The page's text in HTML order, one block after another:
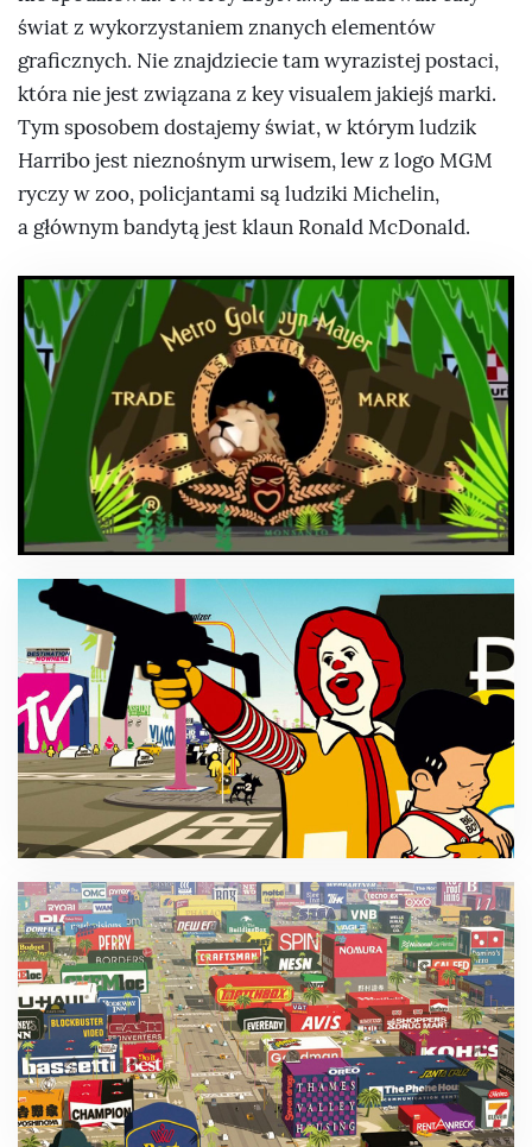
świat z wykorzystaniem znanych elementów
graficznych. Nie znajdziecie tam wyrazistej postaci,
która nie jest związana z key visualem jakiejś marki.
Tym sposobem dostajemy świat, w którym ludzik
Harribo jest nieznośnym urwisem, lew z logo MGM
ryczy w zoo, policjantami są ludziki Michelin,
a głównym bandytą jest klaun Ronald McDonald.